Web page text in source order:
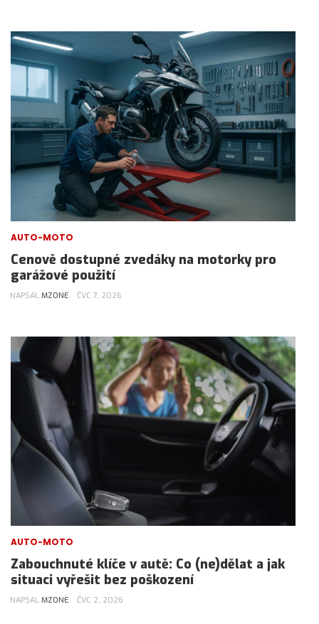
AUTO-MOTO
Cenově dostupné zvedáky na motorky pro
garážové použití
NAPSAL MZONE ČVC 7, 2026
AUTO-MOTO
Zabouchnuté klíče v autě: Co (ne)dělat a jak
situaci vyřešit bez poškození
NAPSAL MZONE ČVC 2, 2026